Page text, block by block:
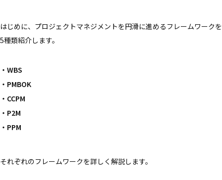
はじめに、プロジェクトマネジメントを円滑に進めるフレームワークを
5種類紹介します。
WBS
PMBOK
CCPM
P2M
PPM
それぞれのフレームワークを詳しく解説します。